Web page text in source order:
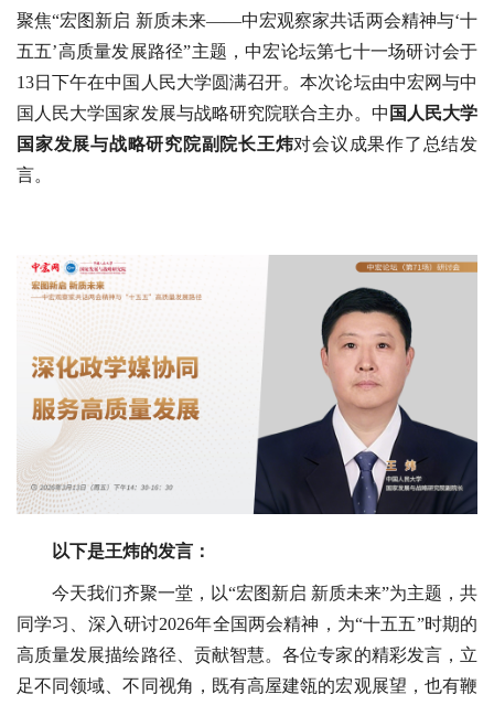
聚焦“宏图新启 新质未来——中宏观察家共话两会精神与‘十
五五’高质量发展路径”主题，中宏论坛第七十一场研讨会于
13日下午在中国人民大学圆满召开。本次论坛由中宏网与中
国人民大学国家发展与战略研究院联合主办。中 国人民大学
国家发展与战略研究院副院长王炜对会议成果作了总结发
言。
以下是王炜的发言：
今天我们齐聚一堂，以“宏图新启 新质未来”为主题，共
同学习、深入研讨2026年全国两会精神，为“十五五”时期的
高质量发展描绘路径、贡献智慧。各位专家的精彩发言，立
足不同领域、不同视角，既有高屋建瓴的宏观展望，也有鞭